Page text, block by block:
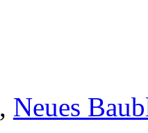
, Neues